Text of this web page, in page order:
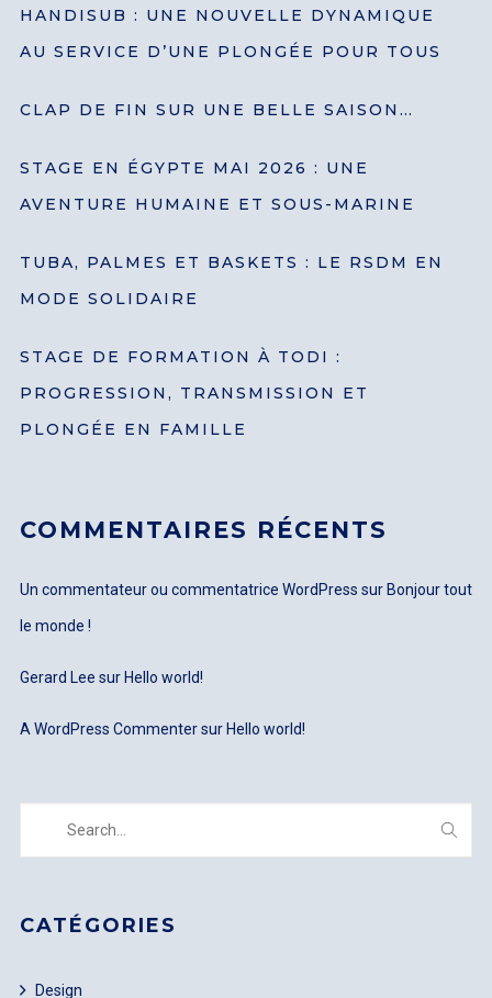
LOGIN
Username or email address
Password*
Remember me
HANDISUB : UNE NOUVELLE DYNAMIQUE
AU SERVICE D’UNE PLONGÉE POUR TOUS
CLAP DE FIN SUR UNE BELLE SAISON…
STAGE EN ÉGYPTE MAI 2026 : UNE
AVENTURE HUMAINE ET SOUS-MARINE
TUBA, PALMES ET BASKETS : LE RSDM EN
MODE SOLIDAIRE
STAGE DE FORMATION À TODI :
PROGRESSION, TRANSMISSION ET
PLONGÉE EN FAMILLE
COMMENTAIRES RÉCENTS
Un commentateur ou commentatrice WordPress sur Bonjour tout
le monde !
Gerard Lee sur Hello world!
A WordPress Commentersur Hello world!
CATÉGORIES
Design